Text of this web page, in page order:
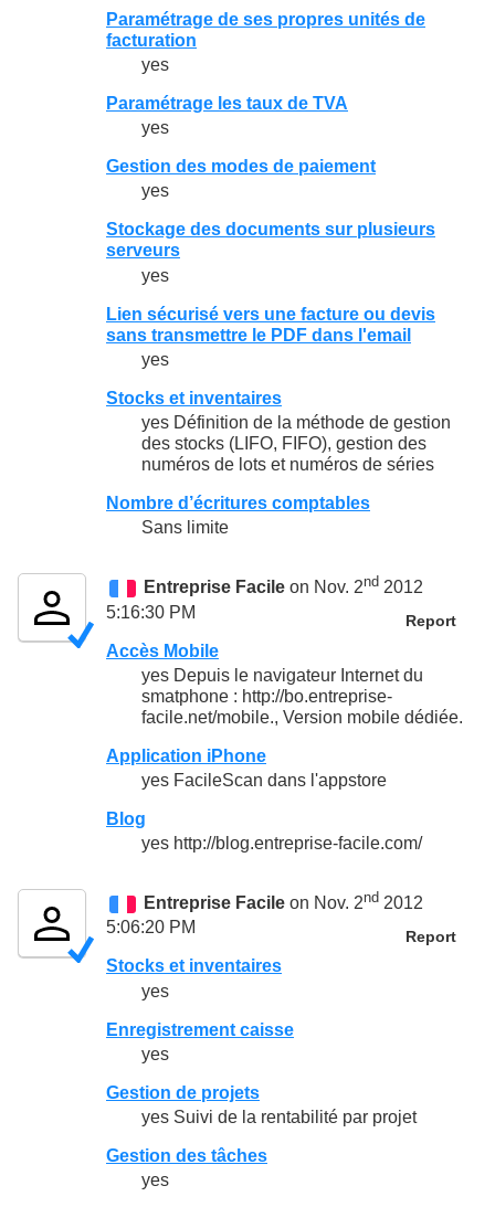
Paramétrage de ses propres unités de
facturation
yes
Paramétrage les taux de TVA
yes
Gestion des modes de paiement
yes
Stockage des documents sur plusieurs
serveurs
yes
Lien sécurisé vers une facture ou devis
sans transmettre le PDF dans l'email
yes
Stocks et inventaires
yes Définition de la méthode de gestion
des stocks (LIFO, FIFO), gestion des
numéros de lots et numéros de séries
Nombre d’écritures comptables
Sans limite
Entreprise Facile on Nov. 2nd 2012
5:16:30 PM
Report
Accès Mobile
yes Depuis le navigateur Internet du
smatphone : http://bo.entreprise-
facile.net/mobile., Version mobile dédiée.
Application iPhone
yes FacileScan dans l'appstore
Blog
yes http://blog.entreprise-facile.com/
Entreprise Facile on Nov. 2nd 2012
5:06:20 PM
Report
Stocks et inventaires
yes
Enregistrement caisse
yes
Gestion de projets
yes Suivi de la rentabilité par projet
Gestion des tâches
yes